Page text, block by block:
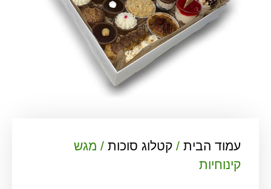
עמוד הבית / קטלוג סוכות / מגש
קינוחיות